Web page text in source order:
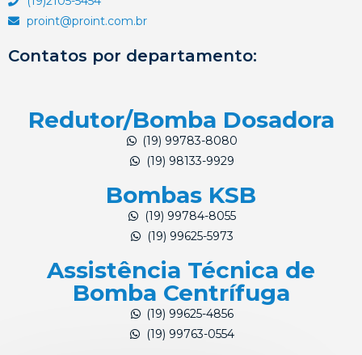
proint@proint.com.br
Contatos por departamento:
Redutor/Bomba Dosadora
(19) 99783-8080
(19) 98133-9929
Bombas KSB
(19) 99784-8055
(19) 99625-5973
Assistência Técnica de
Bomba Centrífuga
(19) 99625-4856
(19) 99763-0554